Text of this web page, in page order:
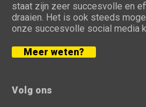
staat zijn zeer succesvolle en
draaien. Het is ook steeds
onze succesvolle social media
Meer weten?
Volg ons